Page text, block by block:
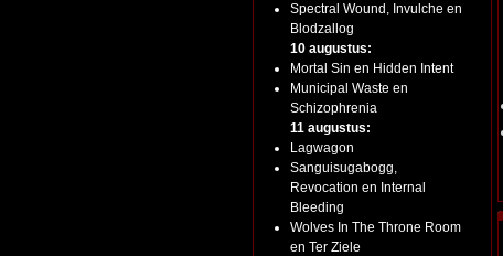
Spectral Wound, Invulche en
Blodzallog
10 augustus:
Mortal Sin en Hidden Intent
Municipal Waste en
Schizophrenia
11 augustus:
Lagwagon
Sanguisugabogg,
Revocation en Internal
Bleeding
Wolves In The Throne Room
en Ter Ziele